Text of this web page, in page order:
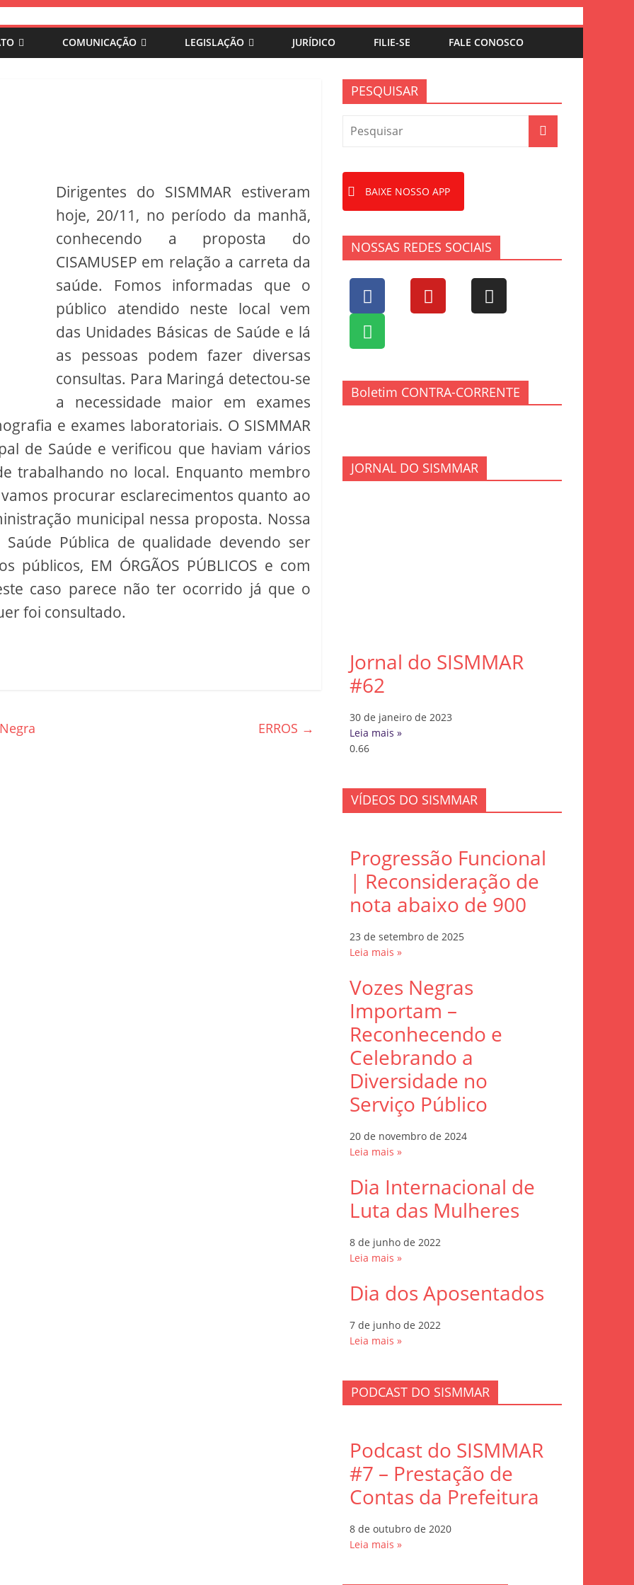
COMUNICAÇÃO LEGISLAÇÃO JURÍDICO FILIE-SE FALE CONOSCO
Dirigentes do SISMMAR estiveram
hoje, 20/11, no período da manhã,
conhecendo a proposta do
CISAMUSEP em relação a carreta da
saúde. Fomos informadas que o
público atendido neste local vem
das Unidades Básicas de Saúde e lá
as pessoas podem fazer diversas
consultas. Para Maringá detectou-se
a necessidade maior em exames
e exames laboratoriais. O SISMMAR
de Saúde e verificou que haviam vários
trabalhando no local. Enquanto membro
procurar esclarecimentos quanto ao
municipal nessa proposta. Nossa
Pública de qualidade devendo ser
públicos, EM ÓRGÃOS PÚBLICOS e com
caso parece não ter ocorrido já que o
foi consultado.
ERROS →
PESQUISAR
BAIXE NOSSO APP
NOSSAS REDES SOCIAIS
Boletim CONTRA-CORRENTE
JORNAL DO SISMMAR
Jornal do SISMMAR
#62
30 de janeiro de 2023
Leia mais »
VÍDEOS DO SISMMAR
Progressão Funcional
| Reconsideração de
nota abaixo de 900
23 de setembro de 2025
Leia mais »
Vozes Negras
Importam –
Reconhecendo e
Celebrando a
Diversidade no
Serviço Público
20 de novembro de 2024
Leia mais »
Dia Internacional de
Luta das Mulheres
8 de junho de 2022
Leia mais »
Dia dos Aposentados
7 de junho de 2022
Leia mais »
PODCAST DO SISMMAR
Podcast do SISMMAR
#7 – Prestação de
Contas da Prefeitura
8 de outubro de 2020
Leia mais »